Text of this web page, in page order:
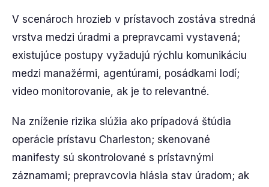
V scenároch hrozieb v prístavoch zostáva stredná
vrstva medzi úradmi a prepravcami vystavená;
existujúce postupy vyžadujú rýchlu komunikáciu
medzi manažérmi, agentúrami, posádkami lodí;
video monitorovanie, ak je to relevantné.
Na zníženie rizika slúžia ako prípadová štúdia
operácie prístavu Charleston; skenované
manifesty sú skontrolované s prístavnými
záznamami; prepravcovia hlásia stav úradom; ak